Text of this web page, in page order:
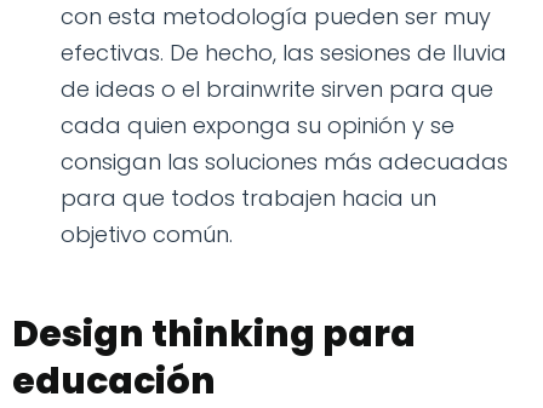
con esta metodología pueden ser muy
efectivas. De hecho, las sesiones de lluvia
de ideas o el brainwrite sirven para que
cada quien exponga su opinión y se
consigan las soluciones más adecuadas
para que todos trabajen hacia un
objetivo común.
Design thinking para
educación